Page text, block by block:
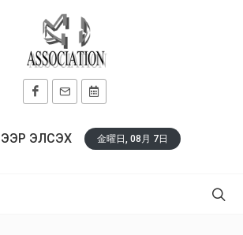
ЭЛСЭХ 金曜日, 08月 7日